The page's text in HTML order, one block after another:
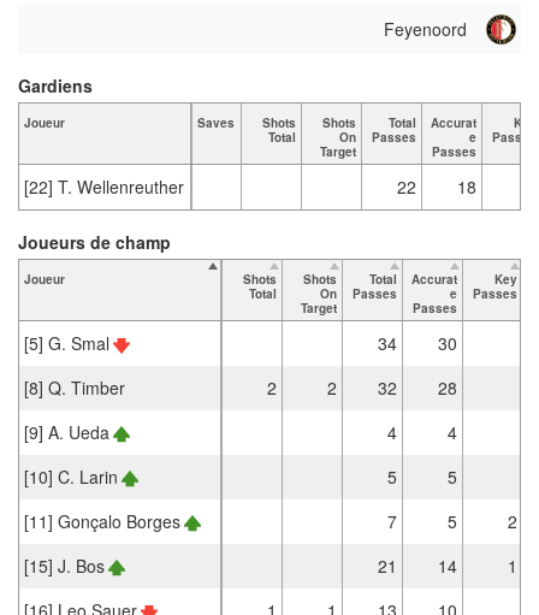
Feyenoord
Joueur Saves
Shots
Total
Shots
On
Target
Total
Passes
Accurat
e
Passes
Key
Passes
[22] T. Wellenreuther 22 18
Gardiens
Joueur
Shots
Total
Shots
On
Target
Total
Passes
Accurat
e
Passes
Key
Passes
[5] G. Smal 34
30
[8] Q. Timber
2 2 32
28
[9] A. Ueda
4
4
[10] C. Larin
5
5
[11] Gonçalo Borges
7 5
2
[15] J. Bos
21 14
1
[16] Leo Sauer
1 1 13 10
Joueurs de champ